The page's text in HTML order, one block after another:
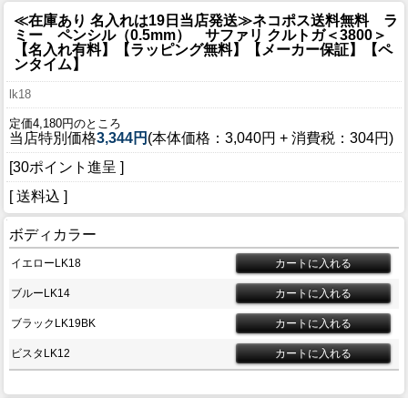
≪在庫あり 名入れは19日当店発送≫ネコポス送料無料 ラ
ミー ペンシル（0.5mm） サファリ クルトガ＜3800＞
【名入れ有料】【ラッピング無料】【メーカー保証】【ペ
ンタイム】
lk18
定価4,180円のところ
当店特別価格3,344円 (本体価格：3,040円 + 消費税：304円)
[30ポイント進呈 ]
[ 送料込 ]
ボディカラー
イエローLK18
ブルーLK14
ブラックLK19BK
ビスタLK12